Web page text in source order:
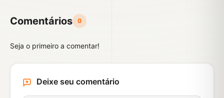
Comentários 0
Seja o primeiro a comentar!
Deixe seu comentário